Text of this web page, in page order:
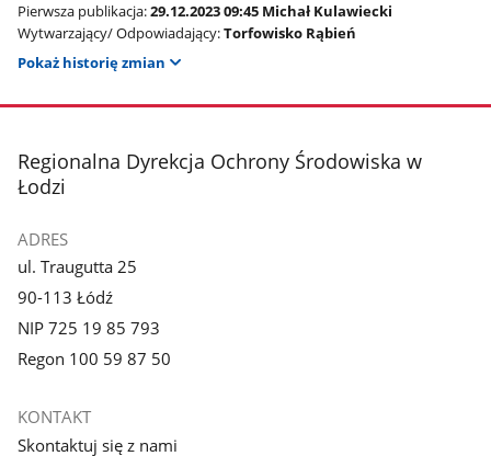
Pierwsza publikacja:29.12.2023 09:45 Michał Kulawiecki
Wytwarzający/ Odpowiadający:Torfowisko Rąbień
Pokaż historię zmian
stopka
Regionalna Dyrekcja Ochrony Środowiska w
Łodzi
ADRES
ul. Traugutta 25
90-113 Łódź
NIP 725 19 85 793
Regon 100 59 87 50
KONTAKT
Skontaktuj się z nami